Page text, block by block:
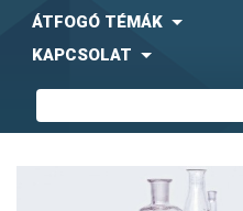
ÁTFOGÓ TÉMÁK
KAPCSOLAT